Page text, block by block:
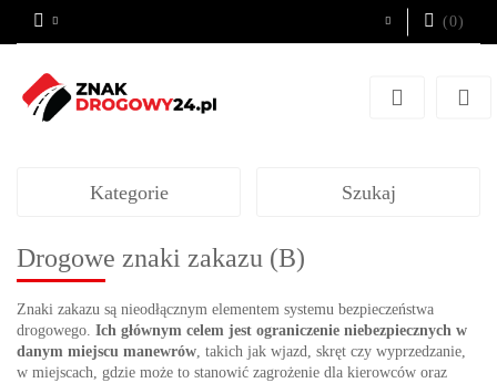
(0)
Kategorie Szukaj
Drogowe znaki zakazu (B)
Znaki zakazu są nieodłącznym elementem systemu bezpieczeństwa
drogowego. Ich głównym celem jest ograniczenie niebezpiecznych w
danym miejscu manewrów, takich jak wjazd, skręt czy wyprzedzanie,
w miejscach, gdzie może to stanowić zagrożenie dla kierowców oraz